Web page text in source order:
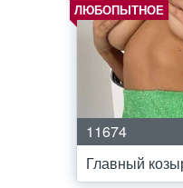
ЛЮБОПЫТНОЕ
11674
Главный